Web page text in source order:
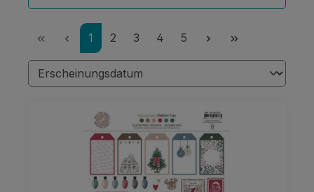
Seite
1 Seite
2 Seite
3 Seite
4 Seite
5